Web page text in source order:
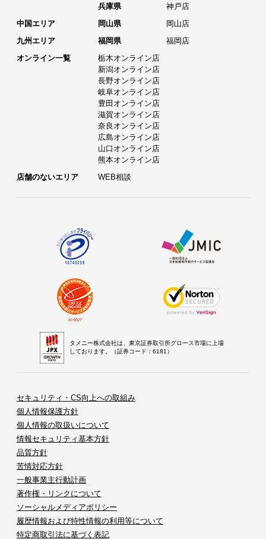
兵庫県
神戸店
中国エリア
岡山県
岡山店
九州エリア
福岡県
福岡店
オンライン一覧
栃木オンライン店
新潟オンライン店
長野オンライン店
岐阜オンライン店
豊田オンライン店
滋賀オンライン店
奈良オンライン店
広島オンライン店
山口オンライン店
熊本オンライン店
店舗のないエリア
WEB相談
タメニー株式会社は、東京証券取引所グロース市場に上場
しております。（証券コード：6181）
セキュリティ・CS向上への取組み
個人情報保護方針
個人情報の取扱いについて
情報セキュリティ基本方針
品質方針
苦情対応方針
一般事業主行動計画
著作権・リンクについて
ソーシャルメディアポリシー
履歴情報および特性情報の利用等について
特定商取引法に基づく表記